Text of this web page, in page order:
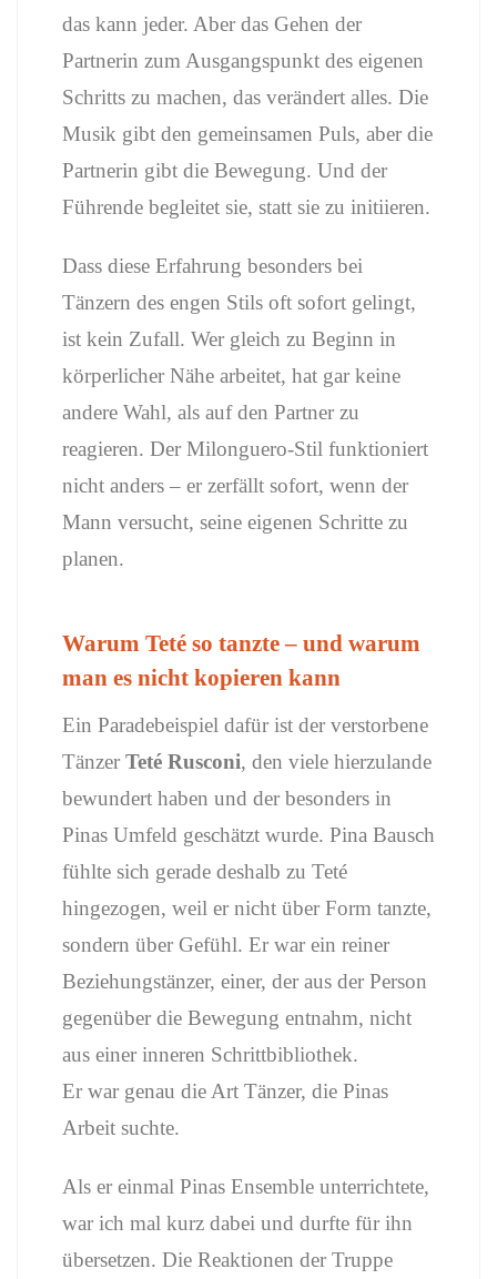
das kann jeder. Aber das Gehen der
Partnerin zum Ausgangspunkt des eigenen
Schritts zu machen, das verändert alles. Die
Musik gibt den gemeinsamen Puls, aber die
Partnerin gibt die Bewegung. Und der
Führende begleitet sie, statt sie zu initiieren.
Dass diese Erfahrung besonders bei
Tänzern des engen Stils oft sofort gelingt,
ist kein Zufall. Wer gleich zu Beginn in
körperlicher Nähe arbeitet, hat gar keine
andere Wahl, als auf den Partner zu
reagieren. Der Milonguero-Stil funktioniert
nicht anders – er zerfällt sofort, wenn der
Mann versucht, seine eigenen Schritte zu
planen.
Warum Teté so tanzte – und warum
man es nicht kopieren kann
Ein Paradebeispiel dafür ist der verstorbene
Tänzer Teté Rusconi, den viele hierzulande
bewundert haben und der besonders in
Pinas Umfeld geschätzt wurde. Pina Bausch
fühlte sich gerade deshalb zu Teté
hingezogen, weil er nicht über Form tanzte,
sondern über Gefühl. Er war ein reiner
Beziehungstänzer, einer, der aus der Person
gegenüber die Bewegung entnahm, nicht
aus einer inneren Schrittbibliothek.
Er war genau die Art Tänzer, die Pinas
Arbeit suchte.
Als er einmal Pinas Ensemble unterrichtete,
war ich mal kurz dabei und durfte für ihn
übersetzen. Die Reaktionen der Truppe